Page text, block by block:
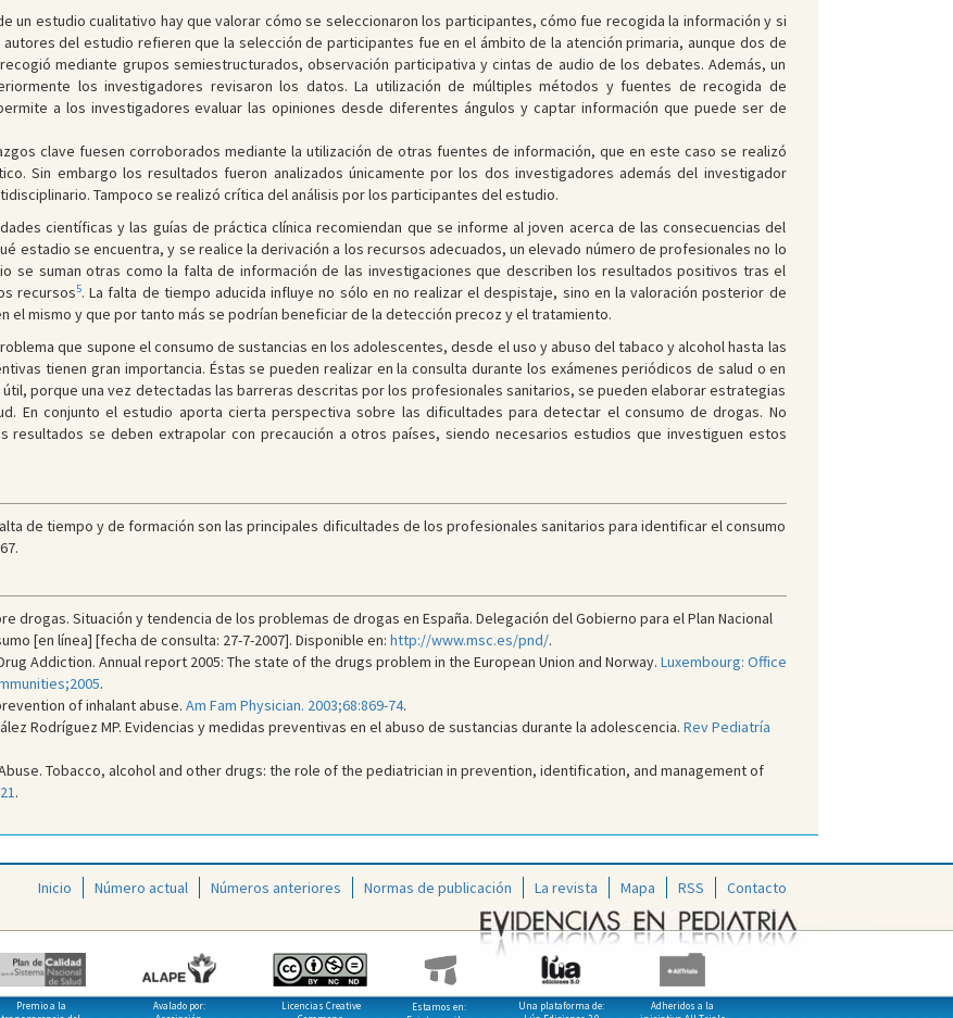
un estudio cualitativo hay que valorar cómo se seleccionaron los participantes, cómo fue recogida la información y si
del estudio refieren que la selección de participantes fue en el ámbito de la atención primaria, aunque dos de
mediante grupos semiestructurados, observación participativa y cintas de audio de los debates. Además, un
los investigadores revisaron los datos. La utilización de múltiples métodos y fuentes de recogida de
a los investigadores evaluar las opiniones desde diferentes ángulos y captar información que puede ser de
clave fuesen corroborados mediante la utilización de otras fuentes de información, que en este caso se realizó
Sin embargo los resultados fueron analizados únicamente por los dos investigadores además del investigador
Tampoco se realizó crítica del análisis por los participantes del estudio.
científicas y las guías de práctica clínica recomiendan que se informe al joven acerca de las consecuencias del
estadio se encuentra, y se realice la derivación a los recursos adecuados, un elevado número de profesionales no lo
se suman otras como la falta de información de las investigaciones que describen los resultados positivos tras el
recursos5. La falta de tiempo aducida influye no sólo en no realizar el despistaje, sino en la valoración posterior de
el mismo y que por tanto más se podrían beneficiar de la detección precoz y el tratamiento.
que supone el consumo de sustancias en los adolescentes, desde el uso y abuso del tabaco y alcohol hasta las
tienen gran importancia. Éstas se pueden realizar en la consulta durante los exámenes periódicos de salud o en
porque una vez detectadas las barreras descritas por los profesionales sanitarios, se pueden elaborar estrategias
En conjunto el estudio aporta cierta perspectiva sobre las dificultades para detectar el consumo de drogas. No
resultados se deben extrapolar con precaución a otros países, siendo necesarios estudios que investiguen estos
falta de tiempo y de formación son las principales dificultades de los profesionales sanitarios para identificar el consumo
drogas. Situación y tendencia de los problemas de drogas en España. Delegación del Gobierno para el Plan Nacional
[en línea] [fecha de consulta: 27-7-2007]. Disponible en: http://www.msc.es/pnd/.
Addiction. Annual report 2005: The state of the drugs problem in the European Union and Norway. Luxembourg: Office
.
of inhalant abuse. Am Fam Physician. 2003;68:869-74.
Rodríguez MP. Evidencias y medidas preventivas en el abuso de sustancias durante la adolescencia. Rev Pediatría
Tobacco, alcohol and other drugs: the role of the pediatrician in prevention, identification, and management of
.
Inicio Número actual Números anteriores Normas de publicación La revista Mapa RSS Contacto
Premio a la
Avalado por:
Licencias Creative
Estamos en:
Una plataforma de:
Adheridos a la